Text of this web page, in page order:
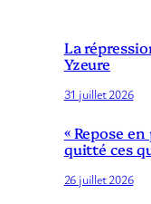
La
Yzeure
31 juillet 2026
« Repose
quitté ces
26 juillet 2026